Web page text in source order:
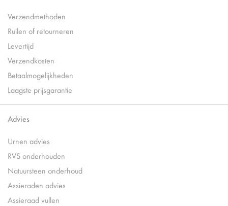
Verzendmethoden
Ruilen of retourneren
Levertijd
Verzendkosten
Betaalmogelijkheden
Laagste prijsgarantie
Advies
Urnen advies
RVS onderhouden
Natuursteen onderhoud
Assieraden advies
Assieraad vullen